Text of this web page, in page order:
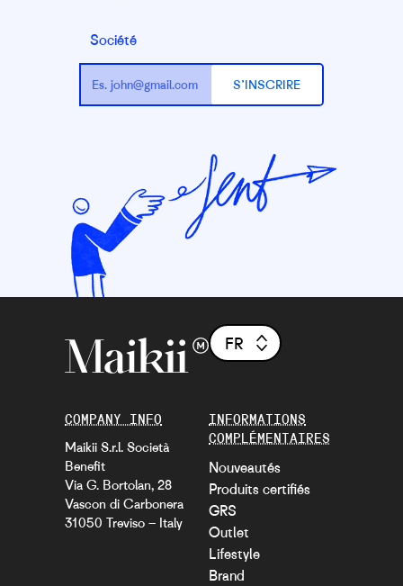
Société
COMPANY INFO
Maikii S.r.l. Società
Benefit
Via G. Bortolan, 28
Vascon di Carbonera
31050 Treviso – Italy
INFORMATIONS
COMPLÉMENTAIRES
Nouveautés
Produits certifiés
GRS
Outlet
Lifestyle
Brand
FR